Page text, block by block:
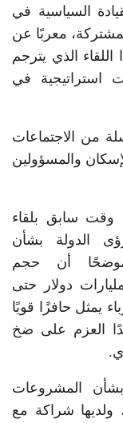
السياسية في
معربًا عن
الذي يترجم
استراتيجية في
من الاجتماعات
والمسؤولين
سابق بلقاء
الدولة بشأن
موضحًا أن حجم
الشركة في مصر بلغ 4 مليارات دولار حتى
يمثل حافزًا قويًا
العزم على ضخ
المشروعات
ولديها شراكة مع